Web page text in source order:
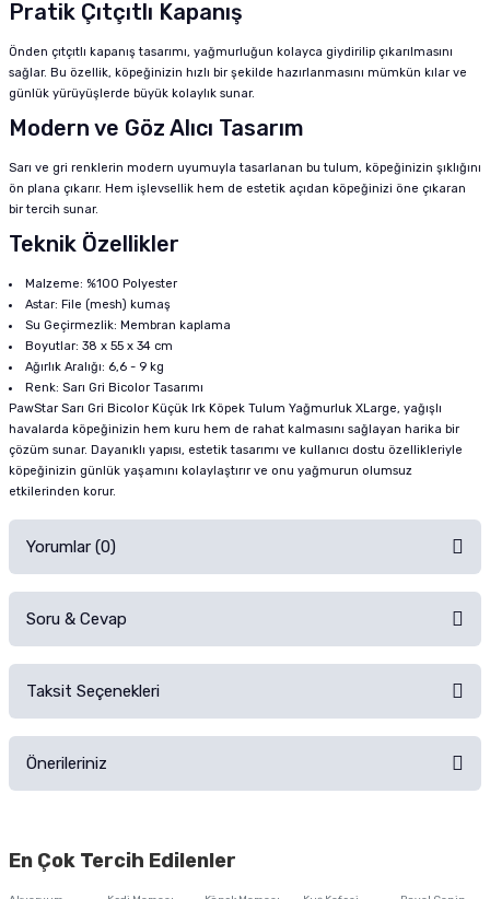
Pratik Çıtçıtlı Kapanış
Önden çıtçıtlı kapanış tasarımı, yağmurluğun kolayca giydirilip çıkarılmasını
sağlar. Bu özellik, köpeğinizin hızlı bir şekilde hazırlanmasını mümkün kılar ve
günlük yürüyüşlerde büyük kolaylık sunar.
Modern ve Göz Alıcı Tasarım
Sarı ve gri renklerin modern uyumuyla tasarlanan bu tulum, köpeğinizin şıklığını
ön plana çıkarır. Hem işlevsellik hem de estetik açıdan köpeğinizi öne çıkaran
bir tercih sunar.
Teknik Özellikler
Malzeme: %100 Polyester
Astar: File (mesh) kumaş
Su Geçirmezlik: Membran kaplama
Boyutlar: 38 x 55 x 34 cm
Ağırlık Aralığı: 6,6 - 9 kg
Renk: Sarı Gri Bicolor Tasarımı
PawStar Sarı Gri Bicolor Küçük Irk Köpek Tulum Yağmurluk XLarge, yağışlı
havalarda köpeğinizin hem kuru hem de rahat kalmasını sağlayan harika bir
çözüm sunar. Dayanıklı yapısı, estetik tasarımı ve kullanıcı dostu özellikleriyle
köpeğinizin günlük yaşamını kolaylaştırır ve onu yağmurun olumsuz
etkilerinden korur.
Yorumlar (0)
Ürünü Satın Al ve Yorumla
Soru & Cevap
Taksit Seçenekleri
Önerileriniz
iletebilirsiniz.
En Çok Tercih Edilenler